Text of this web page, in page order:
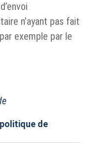
n’ayant pas fait
exemple par le
de